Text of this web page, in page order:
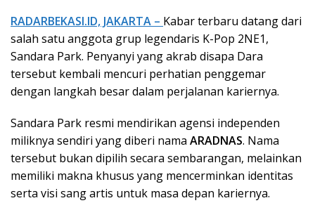
RADARBEKASI.ID, JAKARTA – Kabar terbaru datang dari
salah satu anggota grup legendaris K-Pop 2NE1,
Sandara Park. Penyanyi yang akrab disapa Dara
tersebut kembali mencuri perhatian penggemar
dengan langkah besar dalam perjalanan kariernya.
Sandara Park resmi mendirikan agensi independen
miliknya sendiri yang diberi nama ARADNAS. Nama
tersebut bukan dipilih secara sembarangan, melainkan
memiliki makna khusus yang mencerminkan identitas
serta visi sang artis untuk masa depan kariernya.